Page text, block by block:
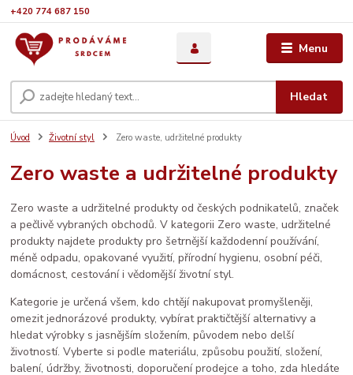
Menu
Hledat
+420 774 687 150
Úvod Životní styl Zero waste, udržitelné produkty
Zero waste a udržitelné produkty
Zero waste a udržitelné produkty od českých podnikatelů, značek
a pečlivě vybraných obchodů. V kategorii Zero waste, udržitelné
produkty najdete produkty pro šetrnější každodenní používání,
méně odpadu, opakované využití, přírodní hygienu, osobní péči,
domácnost, cestování i vědomější životní styl.
Kategorie je určená všem, kdo chtějí nakupovat promyšleněji,
omezit jednorázové produkty, vybírat praktičtější alternativy a
hledat výrobky s jasnějším složením, původem nebo delší
životností. Vyberte si podle materiálu, způsobu použití, složení,
balení, údržby, životnosti, doporučení prodejce a toho, zda hledáte